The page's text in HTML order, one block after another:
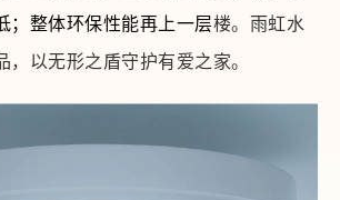
整体环保性能再上一层楼。雨虹水
，以无形之盾守护有爱之家。